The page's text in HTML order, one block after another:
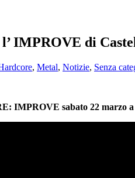
IMPROVE di
, Metal, Notizie, Senza
IMPROVE sabato 22 marzo